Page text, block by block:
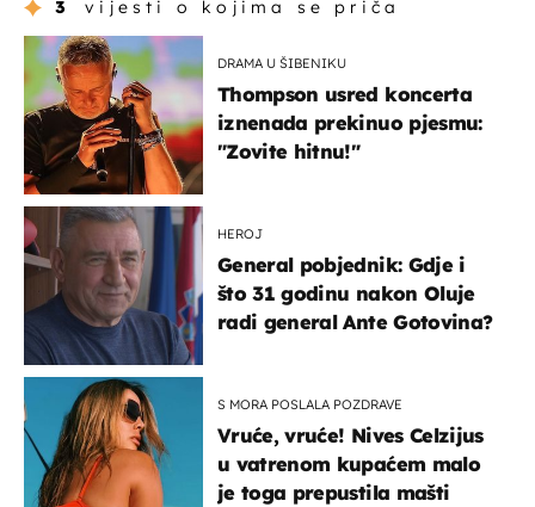
3 vijesti o kojima se priča
DRAMA U ŠIBENIKU
Thompson usred koncerta
iznenada prekinuo pjesmu:
"Zovite hitnu!"
HEROJ
General pobjednik: Gdje i
što 31 godinu nakon Oluje
radi general Ante Gotovina?
S MORA POSLALA POZDRAVE
Vruće, vruće! Nives Celzijus
u vatrenom kupaćem malo
je toga prepustila mašti